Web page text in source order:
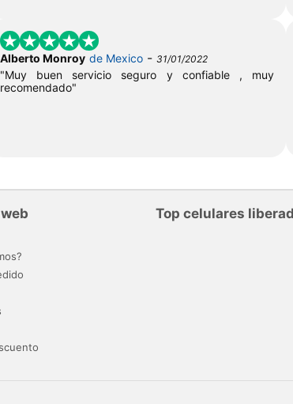
Alberto Monroy de Mexico- 31/01/2022
"Muy buen servicio seguro y confiable , muy
recomendado"
Top celulares